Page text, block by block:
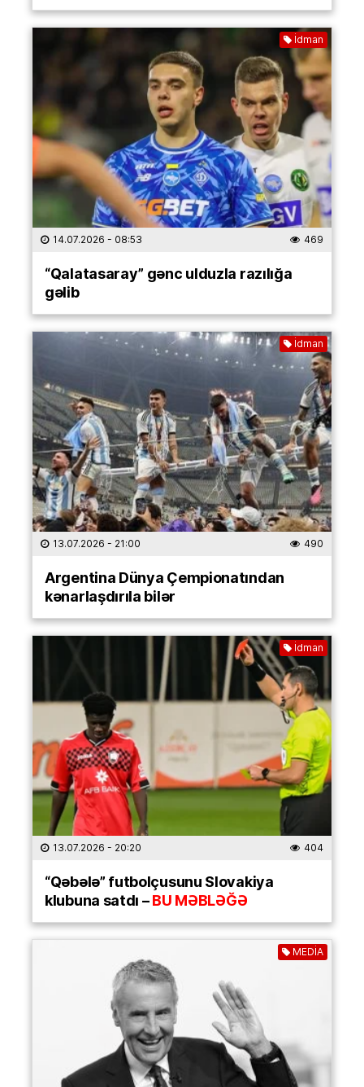
İdman
14.07.2026 - 08:53 469
“Qalatasaray” gənc ulduzla razılığa
gəlib
İdman
13.07.2026 - 21:00 490
Argentina Dünya Çempionatından
kənarlaşdırıla bilər
İdman
13.07.2026 - 20:20 404
“Qəbələ” futbolçusunu Slovakiya
klubuna satdı –BU MƏBLƏĞƏ
MEDİA